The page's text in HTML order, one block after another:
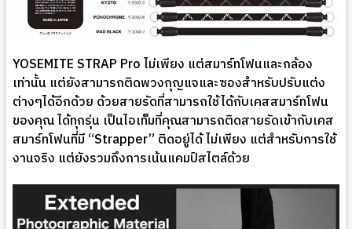
YOSEMITE STRAP Pro ไม่เพียง แต่สมาร์ทโฟนและกล้อง
เท่านั้น แต่ยังสามารถติดพวงกุญแจและซองสำหรับปรับแต่ง
ต่างๆได้อีกด้วย ด้วยสายรัดที่สามารถใช้ได้กับเคสสมาร์ทโฟน
ของคุณ ได้ทุกรุ่น เป็นไอเท็มที่คุณสามารถติดสายรัดเข้ากับเคส
สมาร์ทโฟนที่มี “Strapper” ติดอยู่ได้ ไม่เพียง แต่สำหรับการใช้
งานจริง แต่ยังรวมถึงการเน้นแคมป์สไตล์ด้วย